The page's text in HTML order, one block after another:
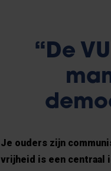
“De
Je ouders zijn
vrijheid is een centraal